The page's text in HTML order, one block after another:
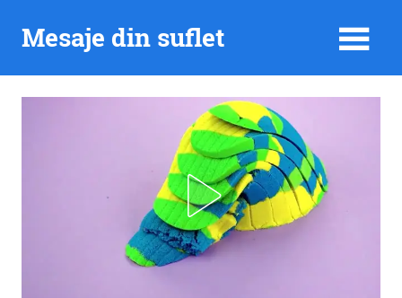
Mesaje din suflet